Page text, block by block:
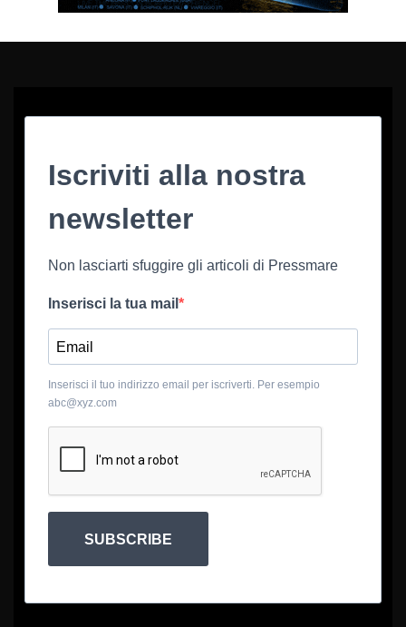
Iscriviti alla nostra
newsletter
Non lasciarti sfuggire gli articoli di Pressmare
Inserisci la tua mail
Inserisci il tuo indirizzo email per iscriverti. Per esempio
abc@xyz.com
SUBSCRIBE